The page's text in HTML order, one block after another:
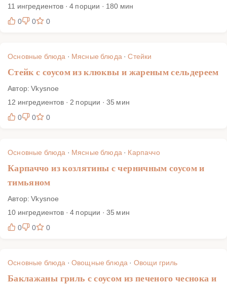
11 ингредиентов · 4 порции · 180 мин
0
0 0
Основные блюда · Мясные блюда·Стейки
Стейк с соусом из клюквы и жареным сельдереем
Автор: Vkysnoe
12 ингредиентов · 2 порции · 35 мин
0
0 0
Основные блюда · Мясные блюда· Карпаччо
Карпаччо из козлятины с черничным соусом и
тимьяном
Автор: Vkysnoe
10 ингредиентов · 4 порции · 35 мин
0
0 0
Основные блюда · Овощные блюда · Овощи гриль
Баклажаны гриль с соусом из печеного чеснока и